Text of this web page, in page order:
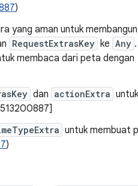
)
yang aman untuk
RequestExtrasKey ke Any
membaca dari peta dengan
dan actionExtra
untuk membuat
)